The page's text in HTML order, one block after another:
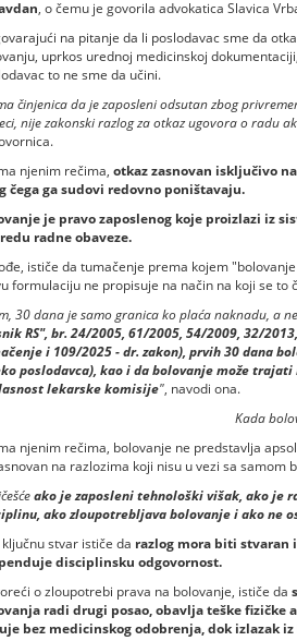
, o čemu je govorila advokatica Slavica
na pitanje da li poslodavac sme da
uprkos urednoj medicinskoj
to ne sme da učini.
činjenica da je zaposleni odsutan zbog
nije zakonski razlog za otkaz ugovora o radu
njenim rečima, otkaz zasnovan isključivo
čega ga sudovi redovno poništavaju.
je pravo zaposlenog koje proizlazi iz
radne obaveze.
ističe da tumačenje prema kojem
formulaciju ne propisuje na način na koji se to
30 dana je samo granica ko plaća naknadu, a
RS", br. 24/2005, 61/2005, 54/2009, 32/
i 109/2025 - dr. zakon), prvih 30 dana
poslodavca), kao i da bolovanje može
lekarske komisije", navodi ona.
Kada
njenim rečima, bolovanje ne predstavlja
na razlozima koji nisu u vezi sa samom
ako je zaposleni tehnološki višak, ako je
ako zloupotrebljava bolovanje i ako ne
ključnu stvar ističe da razlog mora biti stvaran
disciplinsku odgovornost.
o zloupotrebi prava na bolovanje, ističe da
radi drugi posao, obavlja teške
bez medicinskog odobrenja, dok izlazak